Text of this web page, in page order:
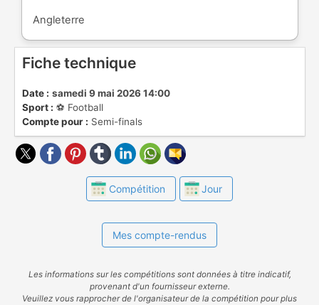
fusion avec la Southern League ( fondée en
1894 ) par la Football League. Le nom de
*League One* date de 2004. Sur les 24
équipes engagées, les meilleures du
championnat sont promues en [EFL
Championship]
(https://www.ostadium.com/competition/76/efl-
championship), les dernières descendent en
EFL League Two.
Angleterre
Fiche technique
Date : samedi 9 mai 2026 14:00
Sport : ⚽️ Football
Compte pour : Semi-finals
Compétition Jour
Mes compte-rendus
Les informations sur les compétitions sont données à titre indicatif,
provenant d'un fournisseur externe.
Veuillez vous rapprocher de l'organisateur de la compétition pour plus